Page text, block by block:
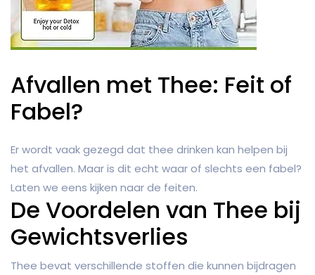
Afvallen met Thee: Feit of
Fabel?
Er wordt vaak gezegd dat thee drinken kan helpen bij
het afvallen. Maar is dit echt waar of slechts een fabel?
Laten we eens kijken naar de feiten.
De Voordelen van Thee bij
Gewichtsverlies
Thee bevat verschillende stoffen die kunnen bijdragen